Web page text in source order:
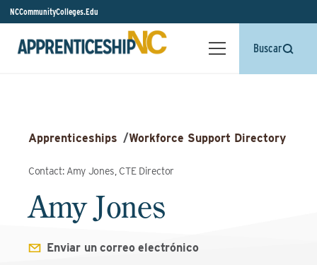
NCCommunityColleges.Edu
Buscar
Apprenticeships /Workforce Support Directory
Contact: Amy Jones, CTE Director
Amy Jones
Enviar un correo electrónico